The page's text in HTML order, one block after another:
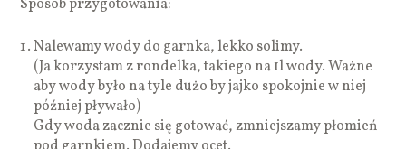
Sposób przygotowania:
Nalewamy wody do garnka, lekko solimy.
(Ja korzystam z rondelka, takiego na 1l wody. Ważne
aby wody było na tyle dużo by jajko spokojnie w niej
później pływało)
Gdy woda zacznie się gotować, zmniejszamy płomień